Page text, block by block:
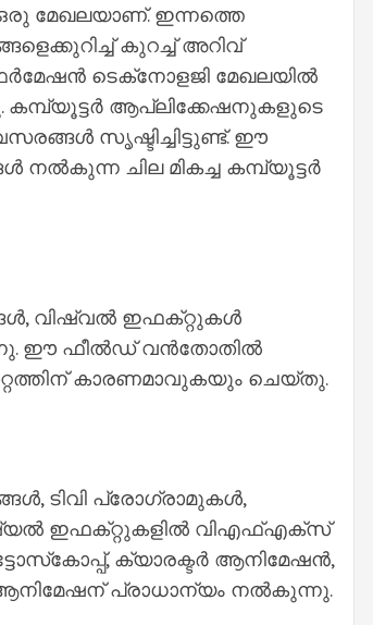
മേഖലയാണ്. ഇന്നത്തെ
കുറച്ച് അറിവ്
ടെക്‌നോളജി മേഖലയിൽ
ആപ്ലിക്കേഷനുകളുടെ
സൃഷ്ടിച്ചിട്ടുണ്ട്. ഈ
ചില മികച്ച കമ്പ്യൂട്ടർ
വിഷ്വൽ ഇഫക്‌റ്റുകൾ
ഈ ഫീൽഡ് വൻതോതിൽ
കാരണമാവുകയും ചെയ്തു.
ടിവി പ്രോഗ്രാമുകൾ,
ഇഫക്‌റ്റുകളിൽ വിഎഫ്‌എക്‌സ്
ക്യാരക്ടർ ആനിമേഷൻ,
ആനിമേഷന് പ്രാധാന്യം നൽകുന്നു.